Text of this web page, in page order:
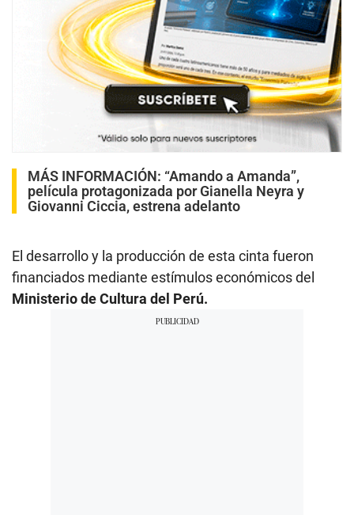
MÁS INFORMACIÓN: “Amando a Amanda”,
película protagonizada por Gianella Neyra y
Giovanni Ciccia, estrena adelanto
El desarrollo y la producción de esta cinta fueron
financiados mediante estímulos económicos del
Ministerio de Cultura del Perú.